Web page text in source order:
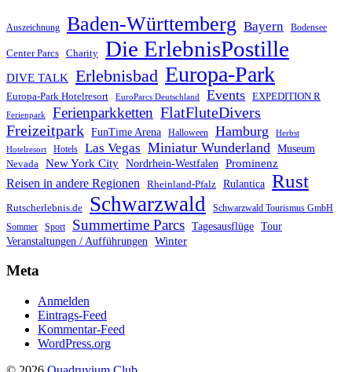
Auszeichnung Baden-Württemberg Bayern Bodensee
Center Parcs Charity Die ErlebnisPostille
DIVE TALK Erlebnisbad Europa-Park
Europa-Park Hotelresort EuroParcs Deutschland Events EXPEDITION R
Ferienpark Ferienparkketten FlatFluteDivers
Freizeitpark FunTime Arena Halloween Hamburg Herbst
Hotelresort Hotels Las Vegas Miniatur Wunderland Museum
Nevada New York City Nordrhein-Westfalen
Prominenz
Reisen in andere Regionen
Rheinland-Pfalz Rulantica Rust
Rutscherlebnis.de Schwarzwald
Schwarzwald Tourismus GmbH
Sommer
Sport Summertime Parcs Tagesausflüge Tour
Veranstaltungen / Aufführungen
Winter
Meta
Anmelden
Eintrags-Feed
Kommentar-Feed
WordPress.org